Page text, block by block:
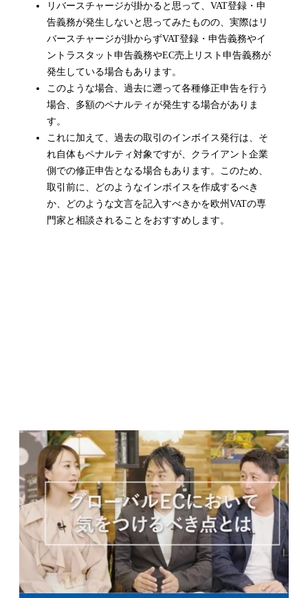
リバースチャージが掛かると思って、VAT登録・申
告義務が発生しないと思ってみたものの、実際はリ
バースチャージが掛からずVAT登録・申告義務やイ
ントラスタット申告義務やEC売上リスト申告義務が
発生している場合もあります。
このような場合、過去に遡って各種修正申告を行う
場合、多額のペナルティが発生する場合がありま
す。
これに加えて、過去の取引のインボイス発行は、そ
れ自体もペナルティ対象ですが、クライアント企業
側での修正申告となる場合もあります。このため、
取引前に、どのようなインボイスを作成するべき
か、どのような文言を記入すべきかを欧州VATの専
門家と相談されることをおすすめします。